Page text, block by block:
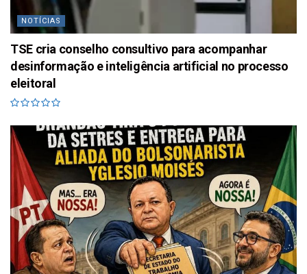
NOTÍCIAS
TSE cria conselho consultivo para acompanhar
desinformação e inteligência artificial no processo
eleitoral